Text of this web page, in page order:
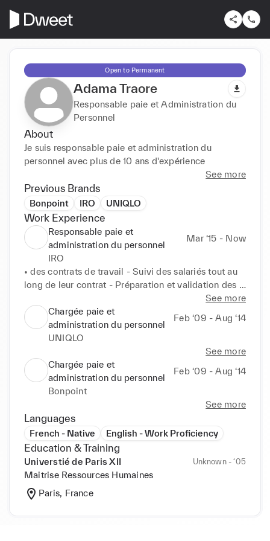
Open to Permanent
Adama Traore
Responsable paie et Administration du
Personnel
About
Je suis responsable paie et administration du
personnel avec plus de 10 ans d'expérience
See more
Previous Brands
Bonpoint IRO UNIQLO
Work Experience
Responsable paie et
administration du personnel
Mar ‘15 - Now
IRO
• des contrats de travail - Suivi des salariés tout au
long de leur contrat - Préparation et validation des
bulletins de paie - Établissement des charges
sociales mensuelles ,trimestrielles et annuelles -
Recrutement - Gestion du plan de formation
See more
Chargée paie et
administration du personnel
Feb ‘09 - Aug ‘14
UNIQLO
See more
Chargée paie et
administration du personnel
Feb ‘09 - Aug ‘14
Bonpoint
See more
Languages
French - Native English - Work Proficiency
Education & Training
Universtié de Paris XII Unknown - ‘05
Maitrise Ressources Humaines
Paris, France